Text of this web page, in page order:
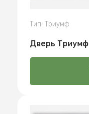
Тип: Триумф
Дверь Триумф